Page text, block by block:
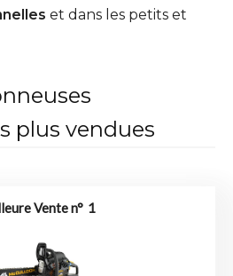
et dans les petits et
plus vendues
1